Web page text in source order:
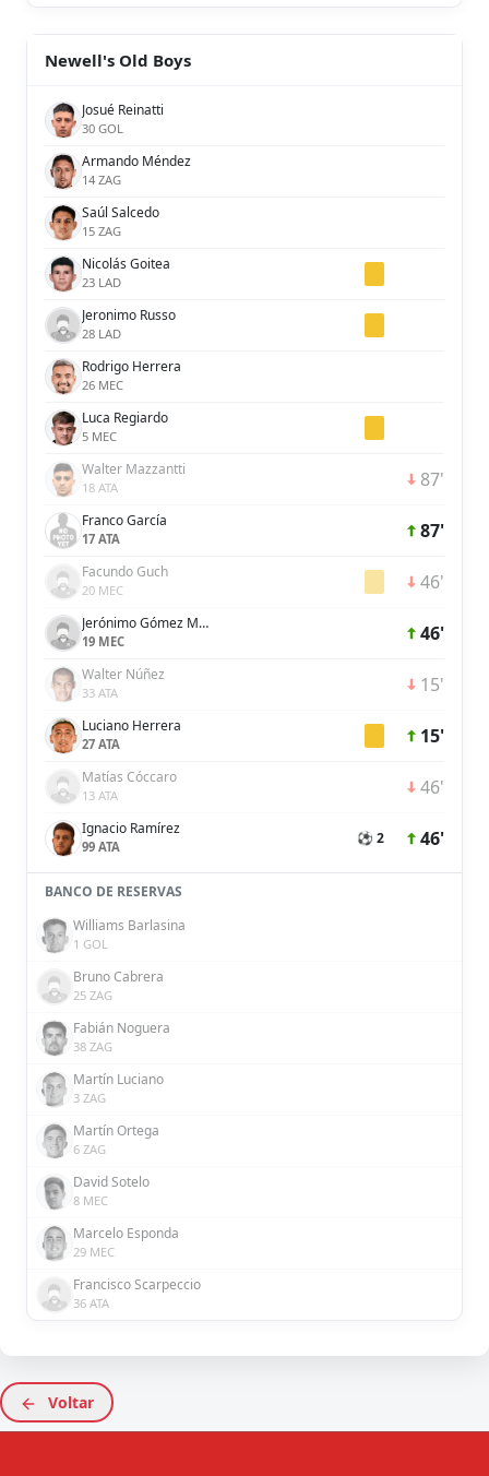
Newell's Old Boys
Josué Reinatti
30 GOL
Armando Méndez
14 ZAG
Saúl Salcedo
15 ZAG
Nicolás Goitea
23 LAD
Jeronimo Russo
28 LAD
Rodrigo Herrera
26 MEC
Luca Regiardo
5 MEC
Walter Mazzantti
18 ATA 87'
Franco García
17 ATA 87'
Facundo Guch
20 MEC 46'
Jerónimo Gómez Mattar
19 MEC 46'
Walter Núñez
33 ATA 15'
Luciano Herrera
27 ATA 15'
Matías Cóccaro
13 ATA 46'
Ignacio Ramírez
99 ATA ⚽ 2 46'
BANCO DE RESERVAS
Williams Barlasina
1 GOL
Bruno Cabrera
25 ZAG
Fabián Noguera
38 ZAG
Martín Luciano
3 ZAG
Martín Ortega
6 ZAG
David Sotelo
8 MEC
Marcelo Esponda
29 MEC
Francisco Scarpeccio
36 ATA
Voltar